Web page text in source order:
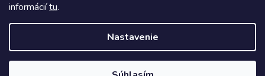
informáciítu.
Nastavenie
Grafický návrh vytvoril a na Shoptet implementoval
Shoptetak.cz.